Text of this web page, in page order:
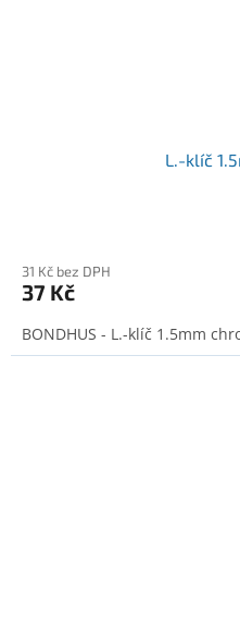
L.-klíč
31 Kč bez DPH
37 Kč
BONDHUS - L.-klíč 1.5mm